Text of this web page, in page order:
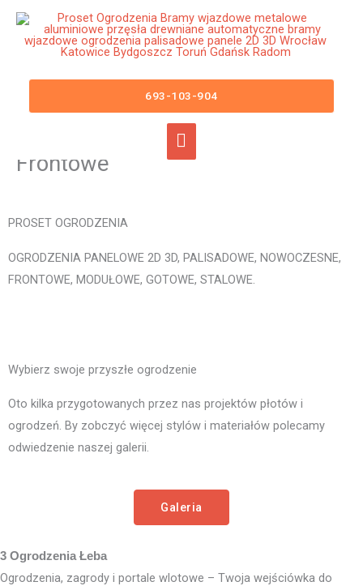
Przejdź
Główne
menu
693-103-904
Ogrodzenia Łeba Bramy
Wjazdowe Furtki Płoty Metalowe
Aluminiowe Nowoczesne
Panelowe Palisadowe Stalowe
Frontowe
PROSET OGRODZENIA
OGRODZENIA PANELOWE 2D 3D, PALISADOWE, NOWOCZESNE,
FRONTOWE, MODUŁOWE, GOTOWE, STALOWE.
Wybierz swoje przyszłe ogrodzenie
Oto kilka przygotowanych przez nas projektów płotów i
ogrodzeń. By zobczyć więcej stylów i materiałów polecamy
odwiedzenie naszej galerii.
Galeria
3 Ogrodzenia Łeba
Ogrodzenia, zagrody i portale wlotowe – Twoja wejściówka do